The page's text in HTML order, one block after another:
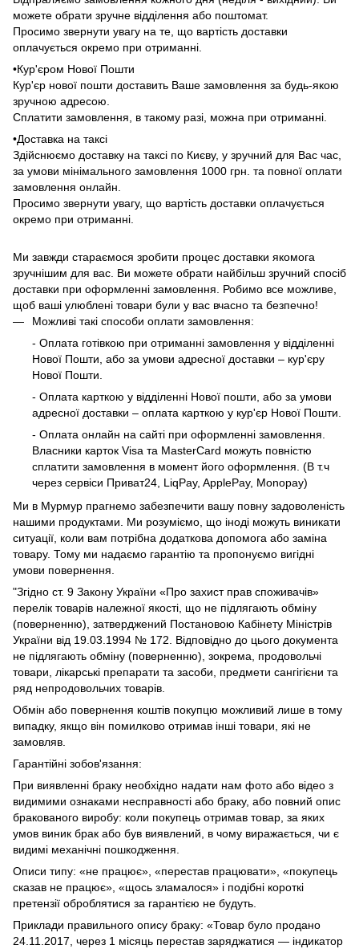
можете обрати зручне відділення або поштомат.
Просимо звернути увагу на те, що вартість доставки
оплачується окремо при отриманні.
•Кур'єром Нової Пошти
Кур'єр нової пошти доставить Ваше замовлення за будь-якою
зручною адресою.
Сплатити замовлення, в такому разі, можна при отриманні.
•Доставка на таксі
Здійснюємо доставку на таксі по Києву, у зручний для Вас час,
за умови мінімального замовлення 1000 грн. та повної оплати
замовлення онлайн.
Просимо звернути увагу, що вартість доставки оплачується
окремо при отриманні.
Ми завжди стараємося зробити процес доставки якомога
зручнішим для вас. Ви можете обрати найбільш зручний спосіб
доставки при оформленні замовлення. Робимо все можливе,
щоб ваші улюблені товари були у вас вчасно та безпечно!
Можливі такі способи оплати замовлення:
- Оплата готівкою при отриманні замовлення у відділенні
Нової Пошти, або за умови адресної доставки – кур'єру
Нової Пошти.
- Оплата карткою у відділенні Нової пошти, або за умови
адресної доставки – оплата карткою у кур'єр Нової Пошти.
- Оплата онлайн на сайті при оформленні замовлення.
Власники карток Visa та MasterCard можуть повністю
сплатити замовлення в момент його оформлення. (В т.ч
через сервіси Приват24, LiqPay, ApplePay, Monopay)
Ми в Мурмур прагнемо забезпечити вашу повну задоволеність
нашими продуктами. Ми розуміємо, що іноді можуть виникати
ситуації, коли вам потрібна додаткова допомога або заміна
товару. Тому ми надаємо гарантію та пропонуємо вигідні
умови повернення.
"Згідно ст. 9 Закону України «Про захист прав споживачів»
перелік товарів належної якості, що не підлягають обміну
(поверненню), затверджений Постановою Кабінету Міністрів
України від 19.03.1994 № 172. Відповідно до цього документа
не підлягають обміну (поверненню), зокрема, продовольчі
товари, лікарські препарати та засоби, предмети сангігієни та
ряд непродовольчих товарів.
Обмін або повернення коштів покупцю можливий лише в тому
випадку, якщо він помилково отримав інші товари, які не
замовляв.
Гарантійні зобов'язання:
При виявленні браку необхідно надати нам фото або відео з
видимими ознаками несправності або браку, або повний опис
бракованого виробу: коли покупець отримав товар, за яких
умов виник брак або був виявлений, в чому виражається, чи є
видимі механічні пошкодження.
Описи типу: «не працює», «перестав працювати», «покупець
сказав не працює», «щось зламалося» і подібні короткі
претензії оброблятися за гарантією не будуть.
Приклади правильного опису браку: «Товар було продано
24.11.2017, через 1 місяць перестав заряджатися — індикатор